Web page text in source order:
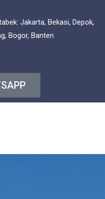
Jakarta, Bekasi, Depok,
Bogor, Banten